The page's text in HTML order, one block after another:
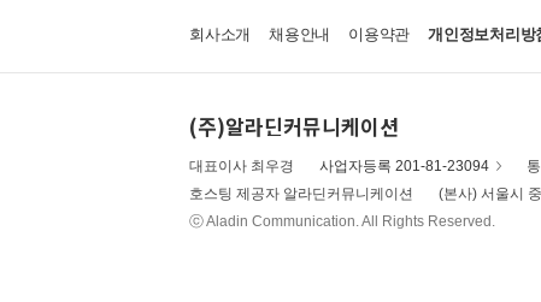
회사소개 채용안내 이용약관 개인정보처리방
(주)알라딘커뮤니케이션
대표이사 최우경 사업자등록 201-81-23094
호스팅 제공자 알라딘커뮤니케이션
(본사) 서울시
ⓒ Aladin Communication. All Rights Reserved.